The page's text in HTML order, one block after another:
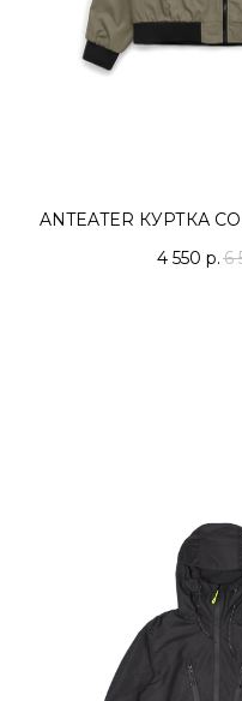
ANTEATER КУРТКА
4 550 р. 6